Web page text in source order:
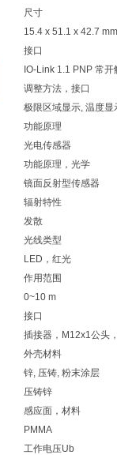
尺寸
15.4 x 51.1 x 42.7 mm
接口
IO-Link 1.1 PNP 常
调整方法，接口
极限区域显示, 温度
功能原理
光电传感器
功能原理，光学
镜面反射型传感器
辐射特性
发散
光线类型
LED，红光
作用范围
0~10 m
接口
插接器，M12x1公头
外壳材料
锌, 压铸, 粉末涂层
压铸锌
感应面，材料
PMMA
工作电压Ub